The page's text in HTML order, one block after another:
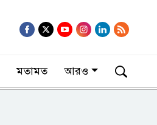
মতামত আরও